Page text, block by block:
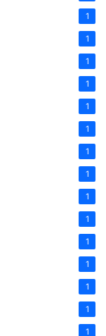
1
1
1
1
1
1
1
1
1
1
1
1
1
1
1